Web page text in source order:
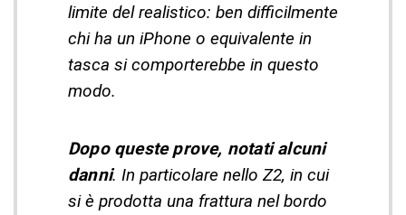
limite del realistico: ben difficilmente
chi ha un iPhone o equivalente in
tasca si comporterebbe in questo
modo.
Dopo queste prove, notati alcuni
danni. In particolare nello Z2, in cui
si è prodotta una frattura nel bordo